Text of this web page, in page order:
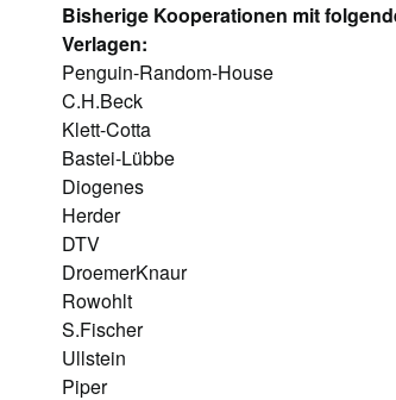
Bisherige Kooperationen mit
Verlagen:
Penguin-Random-House
C.H.Beck
Klett-Cotta
Bastei-Lübbe
Diogenes
Herder
DTV
DroemerKnaur
Rowohlt
S.Fischer
Ullstein
Piper